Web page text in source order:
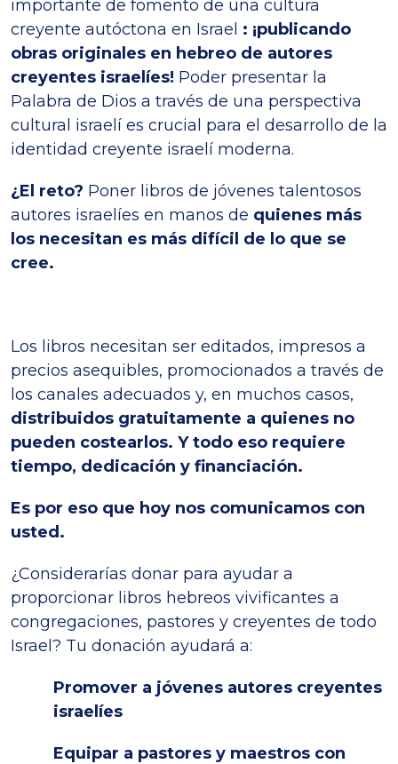
importante de fomento de una cultura
creyente autóctona en Israel : ¡publicando
obras originales en hebreo de autores
creyentes israelíes! Poder presentar la
Palabra de Dios a través de una perspectiva
cultural israelí es crucial para el desarrollo de la
identidad creyente israelí moderna.
¿El reto? Poner libros de jóvenes talentosos
autores israelíes en manos de quienes más
los necesitan es más difícil de lo que se
cree.
Los libros necesitan ser editados, impresos a
precios asequibles, promocionados a través de
los canales adecuados y, en muchos casos,
distribuidos gratuitamente a quienes no
pueden costearlos. Y todo eso requiere
tiempo, dedicación y financiación.
Es por eso que hoy nos comunicamos con
usted.
¿Considerarías donar para ayudar a
proporcionar libros hebreos vivificantes a
congregaciones, pastores y creyentes de todo
Israel? Tu donación ayudará a:
Promover a jóvenes autores creyentes
israelíes
Equipar a pastores y maestros con